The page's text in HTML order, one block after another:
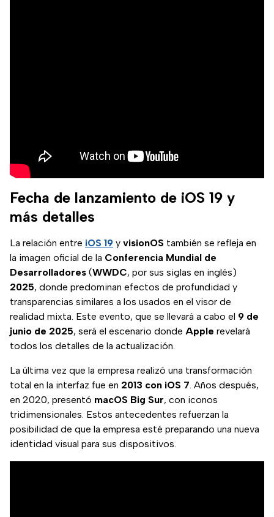
Fecha de lanzamiento de iOS 19 y
más detalles
La relación entre iOS 19 y visionOS también se refleja en
la imagen oficial de la Conferencia Mundial de
Desarrolladores (WWDC, por sus siglas en inglés)
2025, donde predominan efectos de profundidad y
transparencias similares a los usados en el visor de
realidad mixta. Este evento, que se llevará a cabo el 9 de
junio de 2025, será el escenario donde Apple revelará
todos los detalles de la actualización.
La última vez que la empresa realizó una transformación
total en la interfaz fue en 2013 con iOS 7. Años después,
en 2020, presentó macOS Big Sur, con iconos
tridimensionales. Estos antecedentes refuerzan la
posibilidad de que la empresa esté preparando una nueva
identidad visual para sus dispositivos.